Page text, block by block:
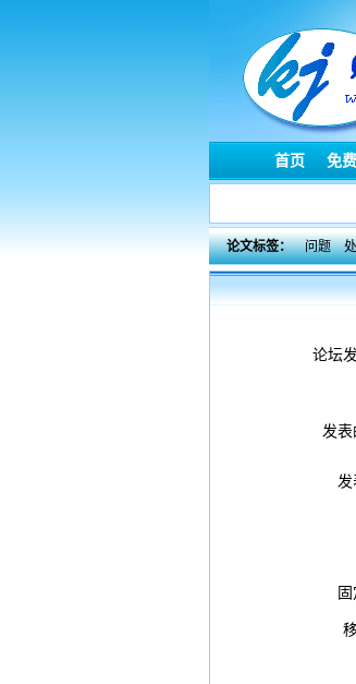
首页 免
论文标签： 问题
论坛
发
发